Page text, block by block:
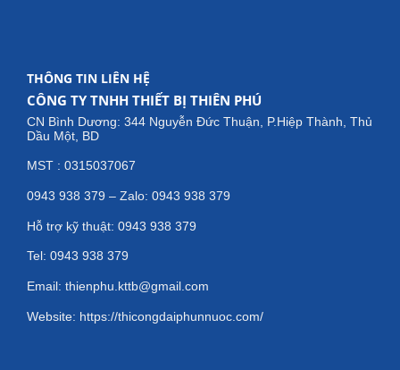
THÔNG TIN LIÊN HỆ
CÔNG TY TNHH THIẾT BỊ THIÊN PHÚ
CN Bình Dương: 344 Nguyễn Đức Thuận, P.Hiệp Thành, Thủ
Dầu Một, BD
MST : 0315037067
0943 938 379 – Zalo: 0943 938 379
Hỗ trợ kỹ thuật: 0943 938 379
Tel: 0943 938 379
Email: thienphu.kttb@gmail.com
Website: https://thicongdaiphunnuoc.com/